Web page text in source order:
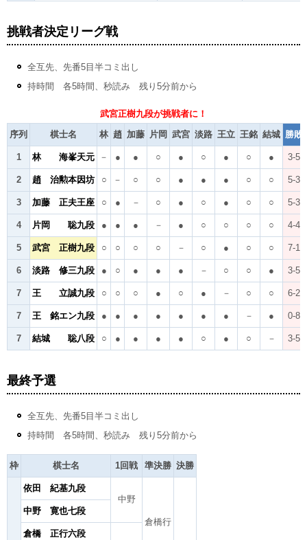
挑戦者決定リーグ戦
全互先、先番5目半コミ出し
持時間 各5時間、秒読み 残り5分前から
武宮正樹九段が挑戦者に！
序列
棋士名 林 趙 加藤 片岡 武宮 淡路 王立 王銘 結城 勝敗
1 林 海峯天元 － ● ● ○ ● ○ ● ○ ● 3-5
2 趙 治勲本因坊 ○ － ○ ○ ● ● ● ○ ○ 5-3
3 加藤 正夫王座 ○ ● － ○ ● ○ ● ○ ○ 5-3
4 片岡 聡九段 ● ● ● － ● ○ ○ ○ ○ 4-4
5 武宮 正樹九段 ○ ○ ○ ○ － ○ ● ○ ○ 7-1
6 淡路 修三九段 ● ○ ● ● ● － ○ ○ ● 3-5
7 王 立誠九段 ○ ○ ○ ● ○ ● － ○ ○ 6-2
7 王 銘エン九段 ● ● ● ● ● ● ● － ● 0-8
7 結城 聡八段 ○ ● ● ● ● ○ ● ○ － 3-5
最終予選
全互先、先番5目半コミ出し
持時間 各5時間、秒読み 残り5分前から
枠 棋士名 1回戦 準決勝 決勝
依田 紀基九段
中野
倉橋行
中野 寛也七段
倉橋 正行六段